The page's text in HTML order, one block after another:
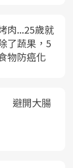
肉...25歲就
了蔬果，5
物防癌化
避開大腸